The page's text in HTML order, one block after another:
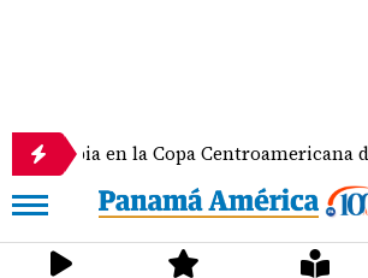
Olimpia en la Copa Centroamericana de